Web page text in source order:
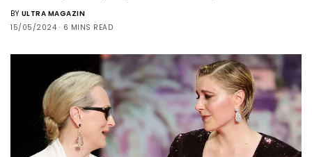
BY ULTRA MAGAZIN
15/05/2024
6 MINS READ